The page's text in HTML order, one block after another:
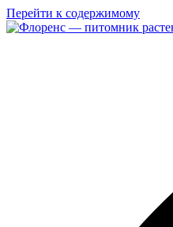
Перейти к содержимому